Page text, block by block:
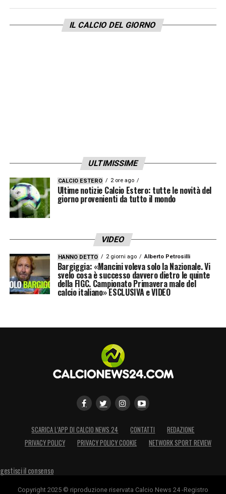
calcio è uno sport di squadra e bisogna
IL CALCIO DEL GIORNO
ULTIMISSIME
CALCIO ESTERO 2 ore ago
Ultime notizie Calcio Estero: tutte le novità del
giorno provenienti da tutto il mondo
VIDEO
HANNO DETTO 2 giorni ago Alberto Petrosilli
Bargiggia: «Mancini voleva solo la Nazionale. Vi
svelo cosa è successo davvero dietro le quinte
della FIGC. Campionato Primavera male del
calcio italiano» ESCLUSIVA e VIDEO
SCARICA L’APP DI CALCIO NEWS 24 CONTATTI
REDAZIONE
PRIVACY POLICY
PRIVACY POLICY COOKIE NETWORK SPORT REVIEW
gestisci il consenso
Copyright 2025 © riproduzione riservata Calcio News 24 -Registro